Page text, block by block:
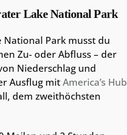
Lake National Park
National Park musst du
Zu- oder Abfluss – der
Niederschlag und
Ausflug mitAmerica’s Hub
dem zweithöchsten